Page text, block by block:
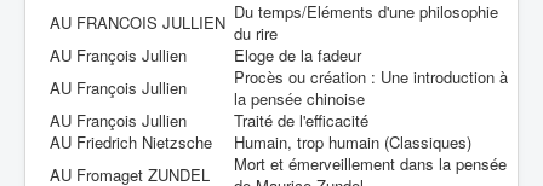
AU FRANCOIS JULLIEN Du temps/Eléments d'une philosophie
du rire
AU François Jullien
Eloge de la fadeur
AU François Jullien
Procès ou création : Une introduction à
la pensée chinoise
AU François Jullien
Traité de l'efficacité
AU Friedrich Nietzsche
Humain, trop humain (Classiques)
AU Fromaget ZUNDEL
Mort et émerveillement dans la pensée